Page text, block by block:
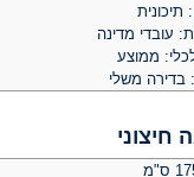
עובדי מדינה
ממוצע
בדירה משלי
חיצוני